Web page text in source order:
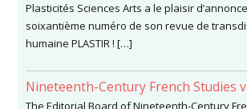
Plasticités Sciences Arts a le plaisir
soixantième numéro de son revue de
humaine PLASTIR ! […]
Nineteenth-Century French Studies
The Editorial Board of Nineteenth-Century